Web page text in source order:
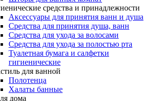
средства и принадлежности
Аксессуары для принятия ванн и душа
Средства для принятия душа, ванн
Средства для ухода за волосами
Средства для ухода за полостью рта
Туалетная бумага и салфетки
гигиенические
для ванной
Полотенца
Халаты банные
дома